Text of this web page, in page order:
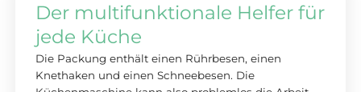
Der multifunktionale Helfer für
jede Küche
Die Packung enthält einen Rührbesen, einen
Knethaken und einen Schneebesen. Die